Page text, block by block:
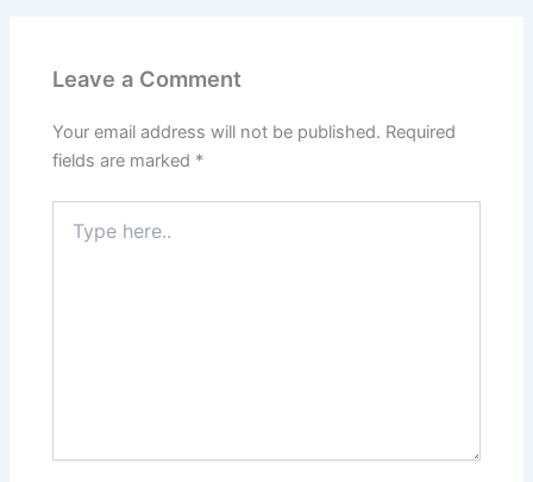
Leave a Comment
Your email address will not be published. Required
fields are marked *
here..